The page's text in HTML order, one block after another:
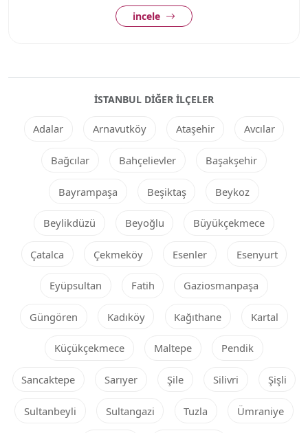
incele
İSTANBUL DIĞER ILÇELER
Adalar Arnavutköy Ataşehir Avcılar
Bağcılar Bahçelievler Başakşehir
Bayrampaşa Beşiktaş Beykoz
Beylikdüzü Beyoğlu Büyükçekmece
Çatalca Çekmeköy Esenler Esenyurt
Eyüpsultan Fatih Gaziosmanpaşa
Güngören Kadıköy Kağıthane Kartal
Küçükçekmece Maltepe Pendik
Sancaktepe Sarıyer Şile Silivri Şişli
Sultanbeyli Sultangazi Tuzla Ümraniye